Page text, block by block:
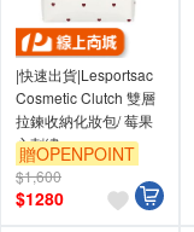
|快速出貨|Lesportsac
Cosmetic Clutch 雙層
拉鍊收納化妝包/ 莓果
心刺繡
贈OPENPOINT
$1,600
$1280